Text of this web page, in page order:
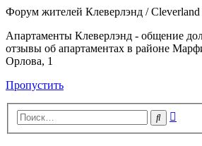
Форум жителей Клеверлэнд / Cleverland
Апартаменты Клеверлэнд - общение
отзывы об апартаментах в районе
Орлова, 1
Пропустить
Поиск